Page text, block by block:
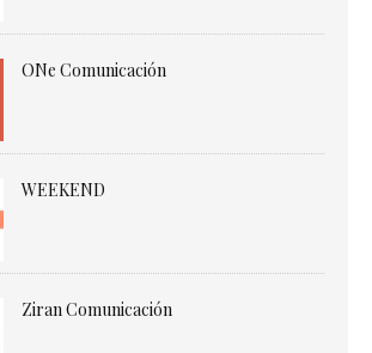
ONe Comunicación
WEEKEND
Ziran Comunicación